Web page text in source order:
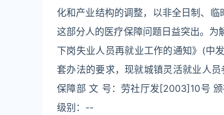
化和产业结构的调整，以非全日制、
这部分人的医疗保障问题日益突出。
下岗失业人员再就业工作的通知》(中
套办法的要求，现就城镇灵活就业人
保障部 文 号：劳社厅发[2003]10号
级别：--